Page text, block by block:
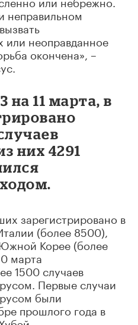
неправильном
или неоправданное
окончена», –
11 марта, в
них 4291
зарегистрировано в
(более 8500),
Корее (более
марта
1500 случаев
Первые случаи
были
прошлого года в